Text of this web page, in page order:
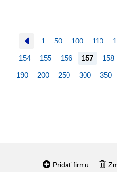
1 50 100 110
154 155 156 157 158
190 200 250 300 350
Pridať firmu